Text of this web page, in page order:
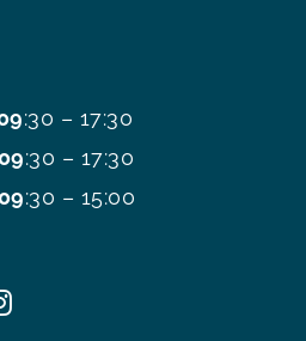
09:30 – 17:30
09:30 – 17:30
09:30 – 15:00